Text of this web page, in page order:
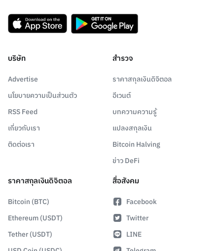
บริษัท
Advertise
นโยบายความเป็นส่วนตัว
RSS Feed
เกี่ยวกับเรา
ติดต่อเรา
สำรวจ
ราคาสกุลเงินดิจิตอล
อีเวนต์
บทความความรู้
แปลงสกุลเงิน
Bitcoin Halving
ข่าว DeFi
ราคาสกุลเงินดิจิตอล
Bitcoin (BTC)
Ethereum (USDT)
Tether (USDT)
สื่อสังคม
Facebook
Twitter
LINE